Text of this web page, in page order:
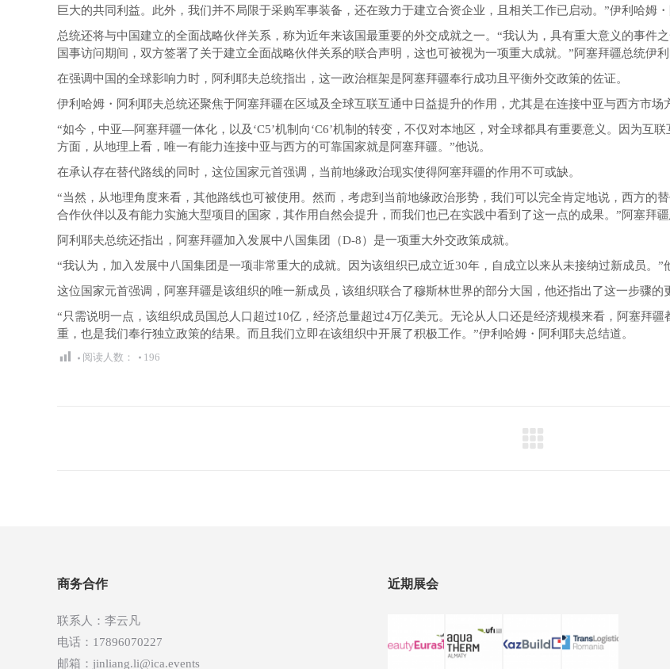
巨大的共同利益。此外，我们并不局限于采购军事装备，还在致力于建立合资企业，且相关工作已启动。”伊利哈姆・
总统还将与中国建立的全面战略伙伴关系，称为近年来该国最重要的外交成就之一。“我认为，具有重大意义的事件
国事访问期间，双方签署了关于建立全面战略伙伴关系的联合声明，这也可被视为一项重大成就。”阿塞拜疆总统伊利
在强调中国的全球影响力时，阿利耶夫总统指出，这一政治框架是阿塞拜疆奉行成功且平衡外交政策的佐证。
伊利哈姆・阿利耶夫总统还聚焦于阿塞拜疆在区域及全球互联互通中日益提升的作用，尤其是在连接中亚与西方市场
“如今，中亚—阿塞拜疆一体化，以及‘C5’机制向‘C6’机制的转变，不仅对本地区，对全球都具有重要意义。因为互
方面，从地理上看，唯一有能力连接中亚与西方的可靠国家就是阿塞拜疆。”他说。
在承认存在替代路线的同时，这位国家元首强调，当前地缘政治现实使得阿塞拜疆的作用不可或缺。
“当然，从地理角度来看，其他路线也可被使用。然而，考虑到当前地缘政治形势，我们可以完全肯定地说，西方的
合作伙伴以及有能力实施大型项目的国家，其作用自然会提升，而我们也已在实践中看到了这一点的成果。”阿塞拜疆
阿利耶夫总统还指出，阿塞拜疆加入发展中八国集团（D-8）是一项重大外交政策成就。
“我认为，加入发展中八国集团是一项非常重大的成就。因为该组织已成立近30年，自成立以来从未接纳过新成员。”
这位国家元首强调，阿塞拜疆是该组织的唯一新成员，该组织联合了穆斯林世界的部分大国，他还指出了这一步骤的
“只需说明一点，该组织成员国总人口超过10亿，经济总量超过4万亿美元。无论从人口还是经济规模来看，阿塞拜
重，也是我们奉行独立政策的结果。而且我们立即在该组织中开展了积极工作。”伊利哈姆・阿利耶夫总结道。
阅读人数： 196
商务合作
联系人：李云凡
电话：17896070227
邮箱：jinliang.li@ica.events
近期展会